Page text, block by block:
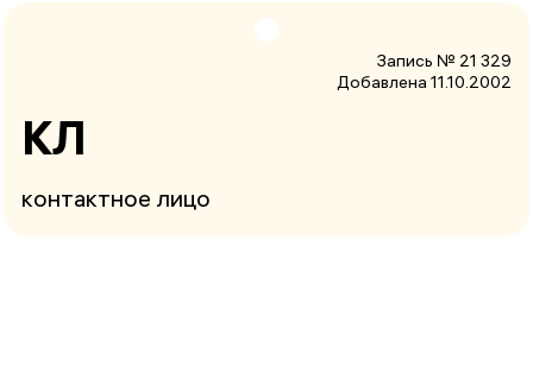
Запись № 21 329
Добавлена 11.10.2002
КЛ
контактное лицо